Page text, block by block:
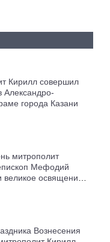
Кирилл совершил
Александро-
города Казани
митрополит
Мефодий
освящение
Вознесения